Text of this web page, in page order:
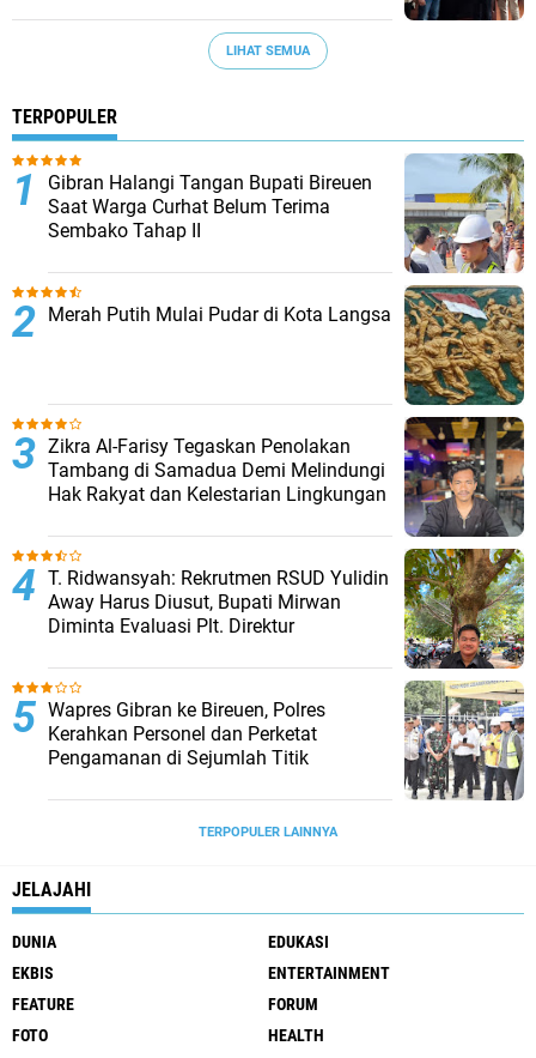
LIHAT SEMUA
TERPOPULER
Gibran Halangi Tangan Bupati Bireuen
Saat Warga Curhat Belum Terima
Sembako Tahap II
Merah Putih Mulai Pudar di Kota Langsa
Zikra Al-Farisy Tegaskan Penolakan
Tambang di Samadua Demi Melindungi
Hak Rakyat dan Kelestarian Lingkungan
T. Ridwansyah: Rekrutmen RSUD Yulidin
Away Harus Diusut, Bupati Mirwan
Diminta Evaluasi Plt. Direktur
Wapres Gibran ke Bireuen, Polres
Kerahkan Personel dan Perketat
Pengamanan di Sejumlah Titik
TERPOPULER LAINNYA
JELAJAHI
DUNIA
EDUKASI
EKBIS
ENTERTAINMENT
FEATURE
FORUM
FOTO
HEALTH